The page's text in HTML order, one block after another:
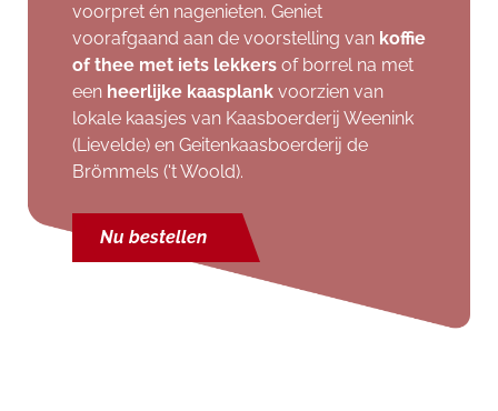
voorpret én nagenieten. Geniet
voorafgaand aan de voorstelling van koffie
of thee met iets lekkers of borrel na met
een heerlijke kaasplank voorzien van
lokale kaasjes van Kaasboerderij Weenink
(Lievelde) en Geitenkaasboerderij de
Brömmels ('t Woold).
Nu bestellen